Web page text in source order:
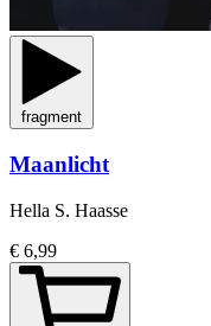
fragment
Maanlicht
Hella S. Haasse
€ 6,99